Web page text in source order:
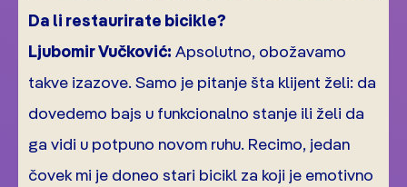
Da li restaurirate bicikle?
Ljubomir Vučković: Apsolutno, obožavamo
takve izazove. Samo je pitanje šta klijent želi: da
dovedemo bajs u funkcionalno stanje ili želi da
ga vidi u potpuno novom ruhu. Recimo, jedan
čovek mi je doneo stari bicikl za koji je emotivno